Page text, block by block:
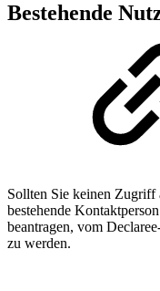
Bestehende
Sollten Sie keinen Zugriff
bestehende
beantragen, vom
zu werden.